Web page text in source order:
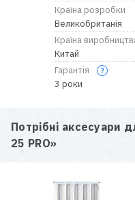
Країна розробки
Великобританія
Країна
Китай
Гарантія
3 роки
Потрібні аксесуари
25 PRO»